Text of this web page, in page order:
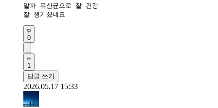
알파 유산균으로 잘 건강
잘 챙기셨네요
0
1
답글 쓰기
2026.05.17 15:33